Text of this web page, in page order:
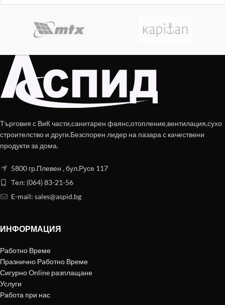
Търговия с ВиК части,санитарен фаянс,отопление,вентилация,сухо
строителство и други.Безспорен лидер на пазара с качествени
продукти за дома.
5800 гр.Плевен , бул.Русе 117
Тел: (064) 83-21-56
E-mail: sales@aspid.bg
ИНФОРМАЦИЯ
Работно Време
Празнично Работно Време
Сигурно Online разплащане
Услуги
Работа при нас